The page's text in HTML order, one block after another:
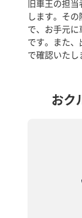
旧車王の担
します。そ
で、お手元
です。また
で確認いたし
おク